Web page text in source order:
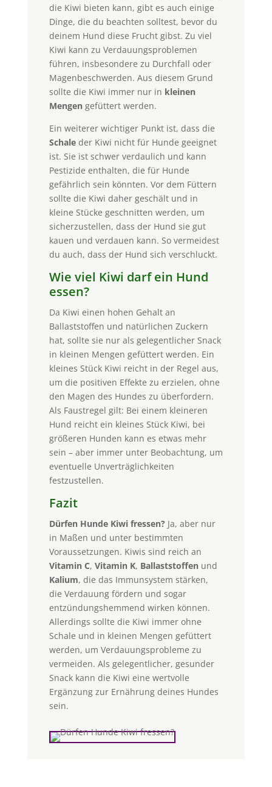
die Kiwi bieten kann, gibt es auch einige
Dinge, die du beachten solltest, bevor du
deinem Hund diese Frucht gibst. Zu viel
Kiwi kann zu Verdauungsproblemen
führen, insbesondere zu Durchfall oder
Magenbeschwerden. Aus diesem Grund
sollte die Kiwi immer nur in kleinen
Mengen gefüttert werden.
Ein weiterer wichtiger Punkt ist, dass die
Schaleder Kiwi nicht für Hunde geeignet
ist. Sie ist schwer verdaulich und kann
Pestizide enthalten, die für Hunde
gefährlich sein könnten. Vor dem Füttern
sollte die Kiwi daher geschält und in
kleine Stücke geschnitten werden, um
sicherzustellen, dass der Hund sie gut
kauen und verdauen kann. So vermeidest
du auch, dass der Hund sich verschluckt.
Wie viel Kiwi darf ein Hund
essen?
Da Kiwi einen hohen Gehalt an
Ballaststoffen und natürlichen Zuckern
hat, sollte sie nur als gelegentlicher Snack
in kleinen Mengen gefüttert werden. Ein
kleines Stück Kiwi reicht in der Regel aus,
um die positiven Effekte zu erzielen, ohne
den Magen des Hundes zu überfordern.
Als Faustregel gilt: Bei einem kleineren
Hund reicht ein kleines Stück Kiwi, bei
größeren Hunden kann es etwas mehr
sein – aber immer unter Beobachtung, um
eventuelle Unverträglichkeiten
festzustellen.
Fazit
Dürfen Hunde Kiwi fressen?Ja, aber nur
in Maßen und unter bestimmten
Voraussetzungen. Kiwis sind reich an
Vitamin C, Vitamin K, Ballaststoffen und
Kalium, die das Immunsystem stärken,
die Verdauung fördern und sogar
entzündungshemmend wirken können.
Allerdings sollte die Kiwi immer ohne
Schale und in kleinen Mengen gefüttert
werden, um Verdauungsprobleme zu
vermeiden. Als gelegentlicher, gesunder
Snack kann die Kiwi eine wertvolle
Ergänzung zur Ernährung deines Hundes
sein.